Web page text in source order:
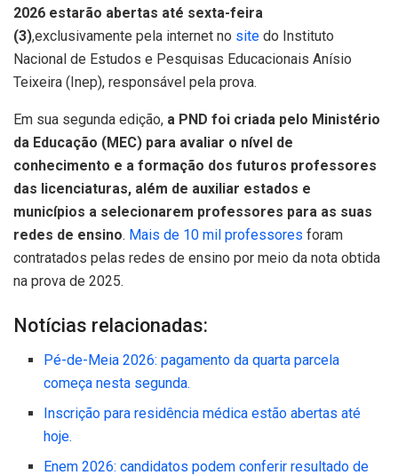
2026 estarão abertas até sexta-feira
(3),exclusivamente pela internet no site do Instituto
Nacional de Estudos e Pesquisas Educacionais Anísio
Teixeira (Inep), responsável pela prova.
Em sua segunda edição, a PND foi criada pelo Ministério
da Educação (MEC) para avaliar o nível de
conhecimento e a formação dos futuros professores
das licenciaturas, além de auxiliar estados e
municípios a selecionarem professores para as suas
redes de ensino. Mais de 10 mil professores foram
contratados pelas redes de ensino por meio da nota obtida
na prova de 2025.
Notícias relacionadas:
Pé-de-Meia 2026: pagamento da quarta parcela
começa nesta segunda.
Inscrição para residência médica estão abertas até
hoje.
Enem 2026: candidatos podem conferir resultado de